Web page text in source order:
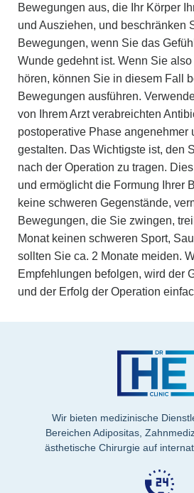
Bewegungen aus, die Ihr Körper
und Ausziehen, und beschränken
Bewegungen, wenn Sie das
Wunde gedehnt ist. Wenn Sie
hören, können Sie in diesem Fall
Bewegungen ausführen.
von Ihrem Arzt verabreichten
postoperative Phase angenehmer
gestalten. Das Wichtigste ist, den
nach der Operation zu tragen.
und ermöglicht die Formung Ihrer
keine schweren Gegenstände,
Bewegungen, die Sie zwingen,
Monat keinen schweren Sport,
sollten Sie ca. 2 Monate meiden.
Empfehlungen befolgen, wird der
und der Erfolg der Operation
Wir bieten medizinische
Bereichen Adipositas,
ästhetische Chirurgie auf